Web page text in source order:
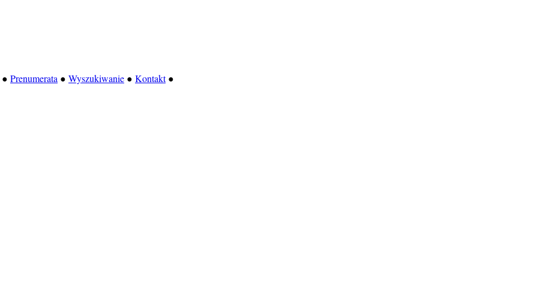
● Prenumerata ● Wyszukiwanie ● Kontakt●